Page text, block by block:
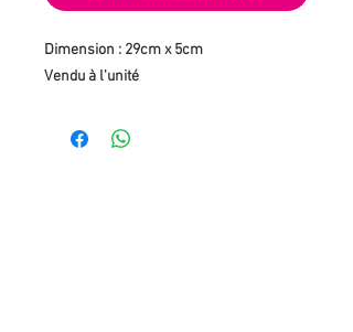
Dimension : 29cm x 5cm
Vendu à l'unité